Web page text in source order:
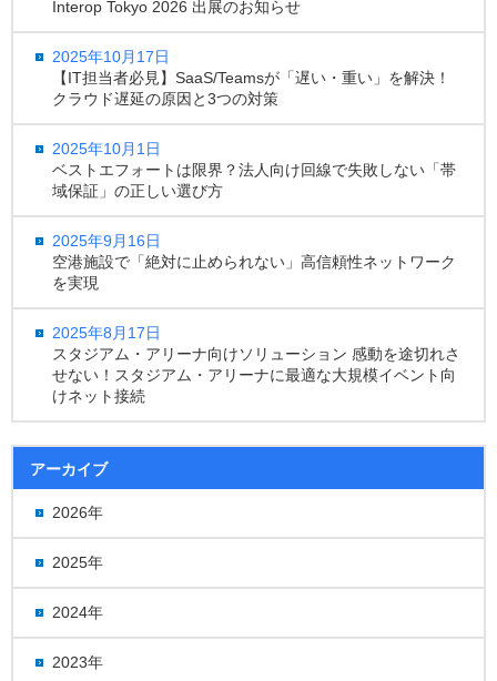
Interop Tokyo 2026 出展のお知らせ
2025年10月17日
【IT担当者必見】SaaS/Teamsが「遅い・重い」を解決！
クラウド遅延の原因と3つの対策
2025年10月1日
ベストエフォートは限界？法人向け回線で失敗しない「帯
域保証」の正しい選び方
2025年9月16日
空港施設で「絶対に止められない」高信頼性ネットワーク
を実現
2025年8月17日
スタジアム・アリーナ向けソリューション 感動を途切れさ
せない！スタジアム・アリーナに最適な大規模イベント向
けネット接続
アーカイブ
2026年
2025年
2024年
2023年